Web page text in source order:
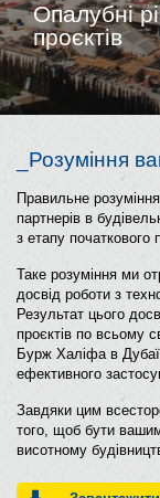
Опалубні
проєктів
_Розуміння
Правильне
партнерів в
з етапу початкового
Таке розуміння ми
досвід роботи з
Результат цього
проєктів по всьому
Бурж Халіфа в
ефективного
Завдяки цим
того, щоб бути
висотному